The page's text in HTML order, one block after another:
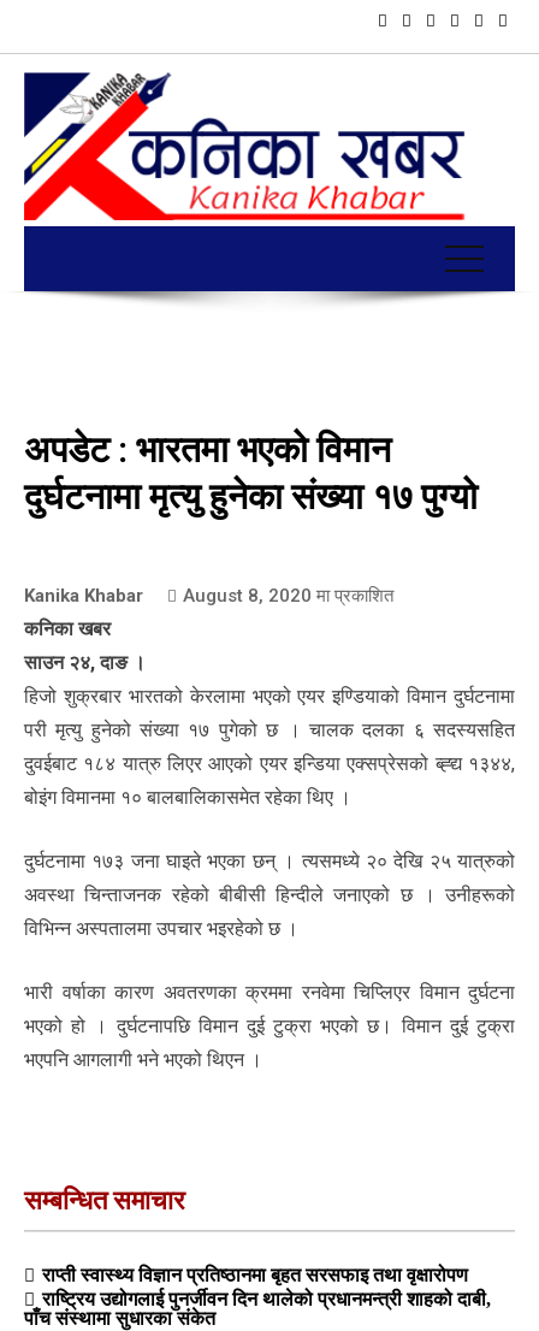
अपडेट : भारतमा भएको विमान
दुर्घटनामा मृत्यु हुनेका संख्या १७ पुग्यो
Kanika Khabar August 8, 2020 मा प्रकाशित
कनिका खबर
साउन २४, दाङ ।
हिजो शुक्रबार भारतको केरलामा भएको एयर इण्डियाको विमान दुर्घटनामा
परी मृत्यु हुनेको संख्या १७ पुगेको छ । चालक दलका ६ सदस्यसहित
दुवईबाट १८४ यात्रु लिएर आएको एयर इन्डिया एक्सप्रेसको ब्ह्द्य १३४४,
बोइंग विमानमा १० बालबालिकासमेत रहेका थिए ।
दुर्घटनामा १७३ जना घाइते भएका छन् । त्यसमध्ये २० देखि २५ यात्रुको
अवस्था चिन्ताजनक रहेको बीबीसी हिन्दीले जनाएको छ । उनीहरूको
विभिन्न अस्पतालमा उपचार भइरहेको छ ।
भारी वर्षाका कारण अवतरणका क्रममा रनवेमा चिप्लिएर विमान दुर्घटना
भएको हो । दुर्घटनापछि विमान दुई टुक्रा भएको छ। विमान दुई टुक्रा
भएपनि आगलागी भने भएको थिएन ।
सम्बन्धित समाचार
राप्ती स्वास्थ्य विज्ञान प्रतिष्ठानमा बृहत सरसफाइ तथा वृक्षारोपण
राष्ट्रिय उद्योगलाई पुनर्जीवन दिन थालेको प्रधानमन्त्री शाहको दाबी,
पाँच संस्थामा सुधारका संकेत